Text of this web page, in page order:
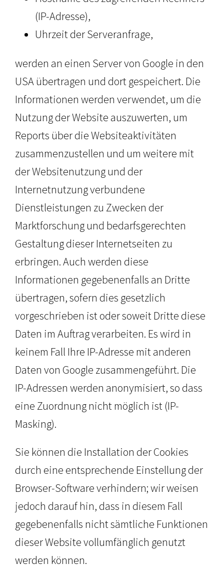
(IP-Adresse),
Uhrzeit der Serveranfrage,
werden an einen Server von Google in den
USA übertragen und dort gespeichert. Die
Informationen werden verwendet, um die
Nutzung der Website auszuwerten, um
Reports über die Websiteaktivitäten
zusammenzustellen und um weitere mit
der Websitenutzung und der
Internetnutzung verbundene
Dienstleistungen zu Zwecken der
Marktforschung und bedarfsgerechten
Gestaltung dieser Internetseiten zu
erbringen. Auch werden diese
Informationen gegebenenfalls an Dritte
übertragen, sofern dies gesetzlich
vorgeschrieben ist oder soweit Dritte diese
Daten im Auftrag verarbeiten. Es wird in
keinem Fall Ihre IP-Adresse mit anderen
Daten von Google zusammengeführt. Die
IP-Adressen werden anonymisiert, so dass
eine Zuordnung nicht möglich ist (IP-
Masking).
Sie können die Installation der Cookies
durch eine entsprechende Einstellung der
Browser-Software verhindern; wir weisen
jedoch darauf hin, dass in diesem Fall
gegebenenfalls nicht sämtliche Funktionen
dieser Website vollumfänglich genutzt
werden können.